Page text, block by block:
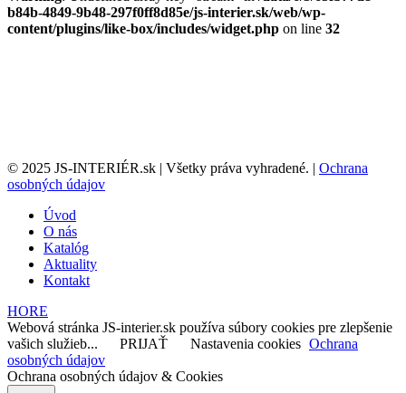
b84b-4849-9b48-297f0ff8d85e/js-interier.sk/web/wp-
content/plugins/like-box/includes/widget.php on line 32
© 2025 JS-INTERIÉR.sk | Všetky práva vyhradené. | Ochrana
osobných údajov
Úvod
O nás
Katalóg
Aktuality
Kontakt
HORE
Webová stránka JS-interier.sk používa súbory cookies pre zlepšenie
vašich služieb...
PRIJAŤ Nastavenia cookies Ochrana
osobných údajov
Ochrana osobných údajov & Cookies